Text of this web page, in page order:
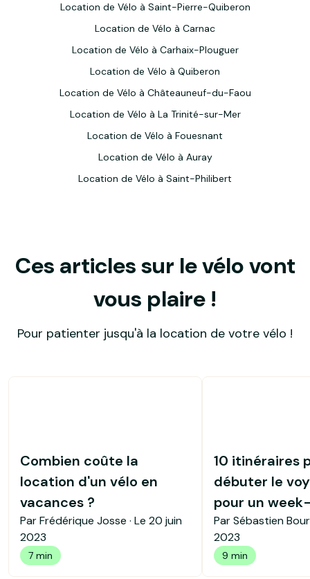
Location de Vélo à Saint-Pierre-Quiberon
Location de Vélo à Carnac
Location de Vélo à Carhaix-Plouguer
Location de Vélo à Quiberon
Location de Vélo à Châteauneuf-du-Faou
Location de Vélo à La Trinité-sur-Mer
Location de Vélo à Fouesnant
Location de Vélo à Auray
Location de Vélo à Saint-Philibert
Ces articles sur le vélo vont
vous plaire !
Pour patienter jusqu'à la location de votre vélo !
Combien coûte la
location d'un vélo en
vacances ?
Par Frédérique Josse · Le 20 juin
2023
7 min
10 itinéraires
débuter le
pour un
Par Sébastien
2023
9 min